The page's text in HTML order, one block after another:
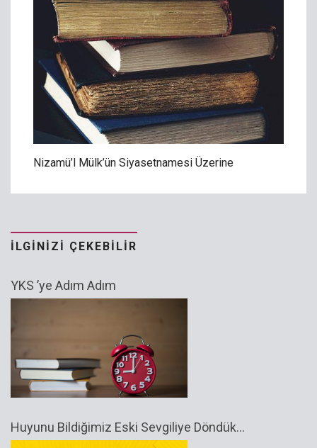
Nizamü’l Mülk’ün Siyasetnamesi Üzerine
İLGINIZI ÇEKEBILIR
YKS ’ye Adım Adım
Huyunu Bildiğimiz Eski Sevgiliye Döndük…